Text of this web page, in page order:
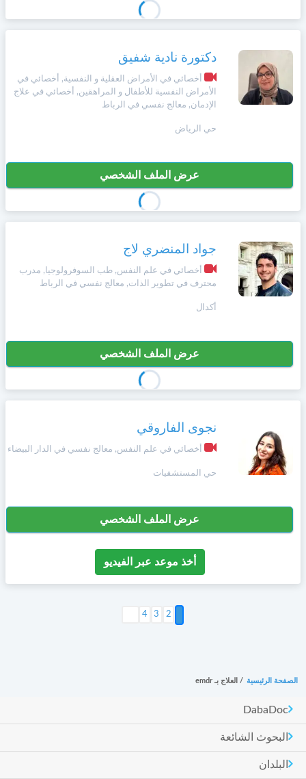
دكتورة نادية شفيق
أخصائي في الأمراض العقلية و النفسية, أخصائي في
الأمراض النفسية للأطفال و المراهقين, أخصائي في علاج
الإدمان, معالج نفسي في الرباط
حي الرياض
عرض الملف الشخصي
جواد المنضري لاج
أخصائي في علم النفس, طب السوفرولوجيا, مدرب
محترف في تطوير الذات, معالج نفسي في الرباط
أكدال
عرض الملف الشخصي
نجوى الفاروقي
أخصائي في علم النفس, معالج نفسي في الدار البيضاء
حي المستشفيات
عرض الملف الشخصي
أخذ موعد عبر الفيديو
2
3
4التالي >
الصفحة الرئيسية / العلاج بـ emdr
DabaDoc
البحوث الشائعة
البلدان